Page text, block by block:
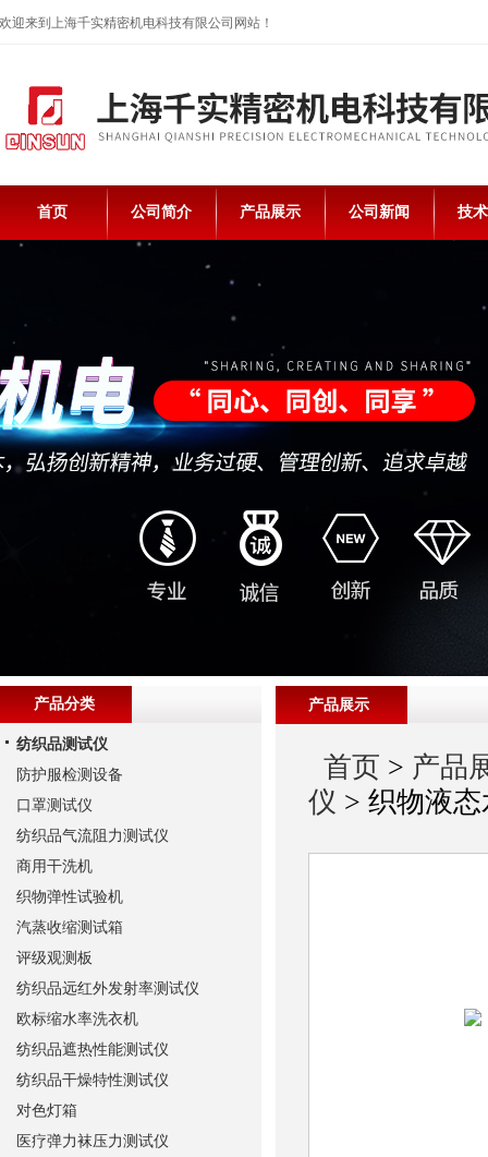
欢迎来到上海千实精密机电科技有限公司网站！
首页 公司简介 产品展示 公司新闻 技
产品展示
首页 > 产品
仪 > 织物液
产品分类
纺织品测试仪
防护服检测设备
口罩测试仪
纺织品气流阻力测试仪
商用干洗机
织物弹性试验机
汽蒸收缩测试箱
评级观测板
纺织品远红外发射率测试仪
欧标缩水率洗衣机
纺织品遮热性能测试仪
纺织品干燥特性测试仪
对色灯箱
医疗弹力袜压力测试仪